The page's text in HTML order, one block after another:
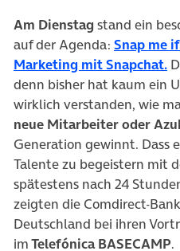
Am Dienstag stand ein
auf der Agenda: Snap me
Marketing mit Snapchat.
denn bisher hat kaum ein
wirklich verstanden, wie
neue Mitarbeiter oder
Generation gewinnt. Dass
Talente zu begeistern mit
spätestens nach 24
zeigten die Comdirect-
Deutschland bei ihren
imTelefónica BASECAMP.